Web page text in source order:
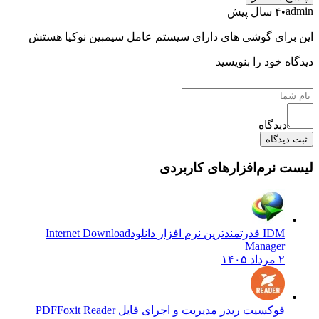
۴ سال پیش
برای گوشی های دارای سیستم عامل سیمبین نوکیا هستش
خود را بنویسید
دیدگاه
دیدگاه
نرم‌افزارهای کاربردی
IDM قدرتمندترین نرم افزار دانلود
Internet Download
Manager
فوکسیت ریدر مدیریت و اجرای فایل PDFFoxit Reader